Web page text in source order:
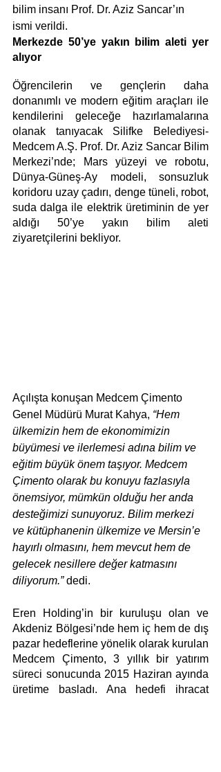
bilim insanı Prof. Dr. Aziz Sancar’ın
ismi verildi.
Merkezde 50’ye yakın bilim aleti yer
alıyor
Öğrencilerin ve gençlerin daha
donanımlı ve modern eğitim araçları ile
kendilerini geleceğe hazırlamalarına
olanak tanıyacak Silifke Belediyesi-
Medcem A.Ş. Prof. Dr. Aziz Sancar Bilim
Merkezi’nde; Mars yüzeyi ve robotu,
Dünya-Güneş-Ay modeli, sonsuzluk
koridoru uzay çadırı, denge tüneli, robot,
suda dalga ile elektrik üretiminin de yer
aldığı 50’ye yakın bilim aleti
ziyaretçilerini bekliyor.
Açılışta konuşan Medcem Çimento
Genel Müdürü Murat Kahya, “Hem
ülkemizin hem de ekonomimizin
büyümesi ve ilerlemesi adına bilim ve
eğitim büyük önem taşıyor. Medcem
Çimento olarak bu konuyu fazlasıyla
önemsiyor, mümkün olduğu her anda
desteğimizi sunuyoruz. Bilim merkezi
ve kütüphanenin ülkemize ve Mersin’e
hayırlı olmasını, hem mevcut hem de
gelecek nesillere değer katmasını
diliyorum.” dedi.
Eren Holding’in bir kuruluşu olan ve
Akdeniz Bölgesi’nde hem iç hem de dış
pazar hedeflerine yönelik olarak kurulan
Medcem Çimento, 3 yıllık bir yatırım
süreci sonucunda 2015 Haziran ayında
üretime başladı. Ana hedefi ihracat